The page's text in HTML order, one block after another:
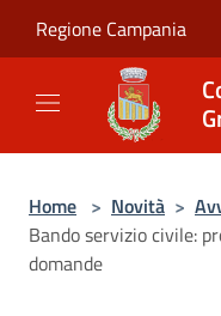
Regione Campania
Home > Novità >
Bando servizio civile:
domande